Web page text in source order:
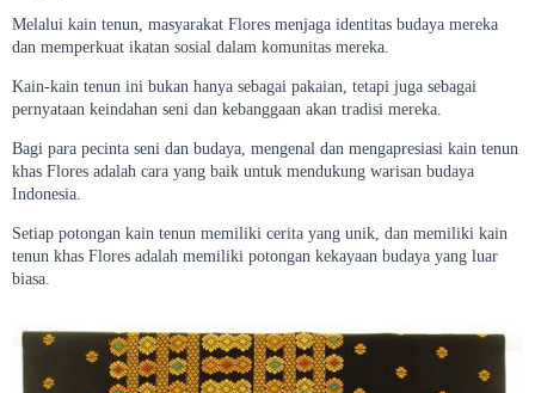
Melalui kain tenun, masyarakat Flores menjaga identitas budaya mereka
dan memperkuat ikatan sosial dalam komunitas mereka.
Kain-kain tenun ini bukan hanya sebagai pakaian, tetapi juga sebagai
pernyataan keindahan seni dan kebanggaan akan tradisi mereka.
Bagi para pecinta seni dan budaya, mengenal dan mengapresiasi kain tenun
khas Flores adalah cara yang baik untuk mendukung warisan budaya
Indonesia.
Setiap potongan kain tenun memiliki cerita yang unik, dan memiliki kain
tenun khas Flores adalah memiliki potongan kekayaan budaya yang luar
biasa.